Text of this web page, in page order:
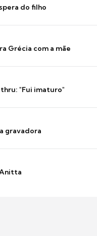
do filho
Grécia com a mãe
"Fui imaturo"
gravadora